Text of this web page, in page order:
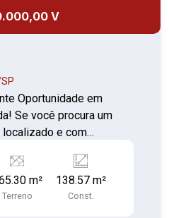
V
Oportunidade em
um
e com
com fácil acesso ao
e serviços. Além
m²
Terreno
138.57 m²
Const.